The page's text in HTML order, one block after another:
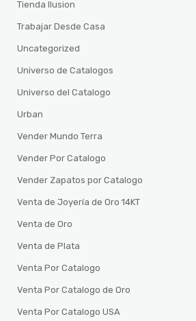
Tienda Ilusion
Trabajar Desde Casa
Uncategorized
Universo de Catalogos
Universo del Catalogo
Urban
Vender Mundo Terra
Vender Por Catalogo
Vender Zapatos por Catalogo
Venta de Joyería de Oro 14KT
Venta de Oro
Venta de Plata
Venta Por Catalogo
Venta Por Catalogo de Oro
Venta Por Catalogo USA